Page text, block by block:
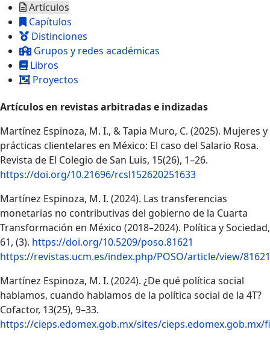
Artículos
Capítulos
Distinciones
Grupos y redes académicas
Libros
Proyectos
Artículos en revistas arbitradas e indizadas
Martínez Espinoza, M. I., & Tapia Muro, C. (2025). Mujeres y
prácticas clientelares en México: El caso del Salario Rosa.
Revista de El Colegio de San Luis, 15(26), 1–26.
https://doi.org/10.21696/rcsl152620251633
Martínez Espinoza, M. I. (2024). Las transferencias
monetarias no contributivas del gobierno de la Cuarta
Transformación en México (2018–2024). Política y Sociedad,
61, (3). https://doi.org/10.5209/poso.81621
https://revistas.ucm.es/index.php/POSO/article/view/81621
Martínez Espinoza, M. I. (2024). ¿De qué política social
hablamos, cuando hablamos de la política social de la 4T?
Cofactor, 13(25), 9–33.
https://cieps.edomex.gob.mx/sites/cieps.edomex.gob.mx/